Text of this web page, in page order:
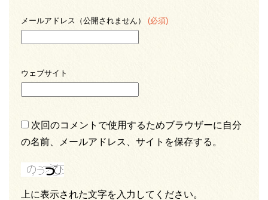
メールアドレス（公開されません） (必須)
ウェブサイト
次回のコメントで使用するためブラウザーに自分
の名前、メールアドレス、サイトを保存する。
上に表示された文字を入力してください。